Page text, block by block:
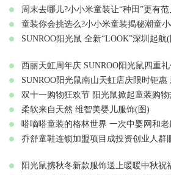
周末去哪儿?小小米童装让“种田”更有
童装你会挑选么?小小米童装揭秘潮童
SUNROO阳光鼠 全新“LOOK”深圳起航
西丽天虹周年庆 SUNROO阳光鼠四重
SUNROO阳光鼠南山天虹店庆限时钜惠
双十一购物狂欢节 阳光鼠掀起童装购物
柔软来自天然 维智美婴儿服饰(图)
嗒嘀嗒童装的格林世界 一次中婴网和
乔舒童鞋连锁加盟项目成投资创业人群
阳光鼠携秋冬新款服饰送上暖暖中秋祝